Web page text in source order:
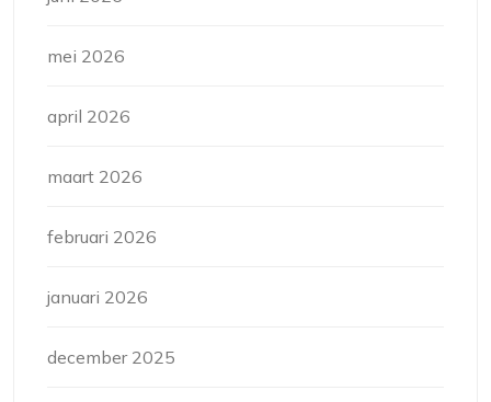
mei 2026
april 2026
maart 2026
februari 2026
januari 2026
december 2025